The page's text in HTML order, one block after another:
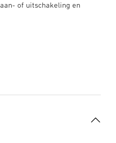
of uitschakeling en